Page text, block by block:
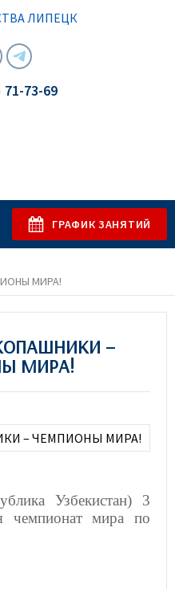
71-73-69
ГРАФИК ЗАНЯТИЙ
МИРА!
–
МИРА!
Узбекистан) 3
чемпионат мира по